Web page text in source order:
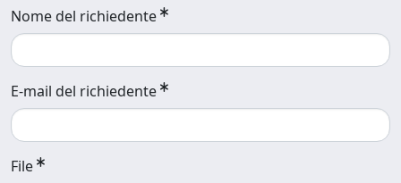
Nome del richiedente
E-mail del richiedente
File